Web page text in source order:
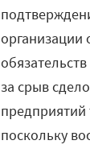
организации
за срыв
предприятий
поскольку